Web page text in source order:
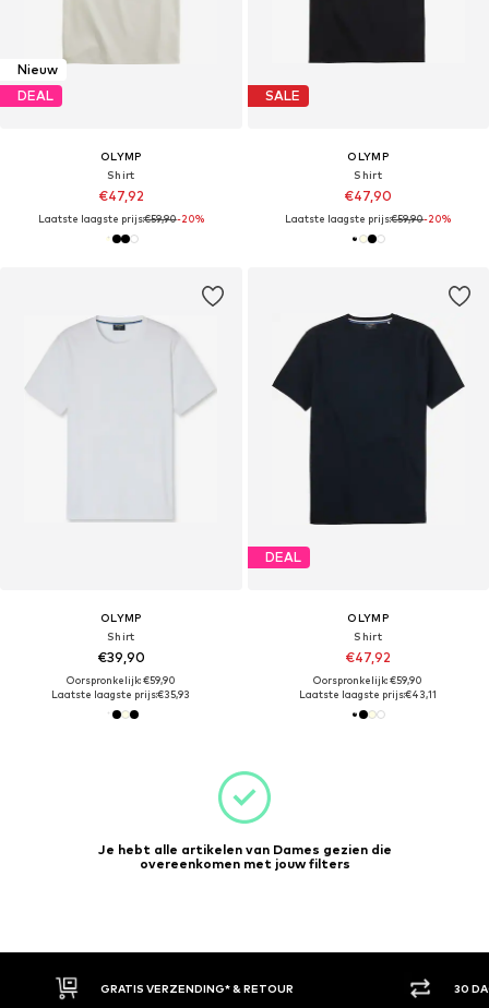
Nieuw
DEAL
OLYMP
Shirt
€47,92
Laatste laagste prijs:€59,90-20%
SALE
OLYMP
Shirt
€47,90
Laatste laagste prijs:€59,90-20%
OLYMP
Shirt
€39,90
Oorspronkelijk: €59,90
Laatste laagste prijs:€35,93
DEAL
OLYMP
Shirt
€47,92
Oorspronkelijk: €59,90
Laatste laagste prijs:€43,11
Je hebt alle artikelen van Dames gezien die
overeenkomen met jouw filters
GRATIS VERZENDING* & RETOUR 30